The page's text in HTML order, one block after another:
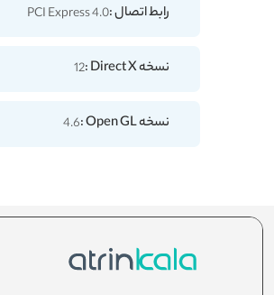
رابط اتصال :PCI Express 4.0
نسخه Direct X : 12
نسخه Open GL : 4.6